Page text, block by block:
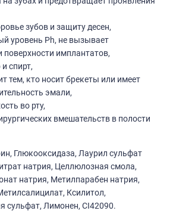
зубов и защиту десен,
уровень Ph, не вызывает
поверхности имплантатов,
спирт,
тем, кто носит брекеты или имеет
эмали,
во рту,
вмешательств в полости
Глюкооксидаза, Лаурил сульфат
натрия, Целлюлозная смола,
натрия, Метилпарабен натрия,
Ксилитол,
сульфат, Лимонен, CI42090.